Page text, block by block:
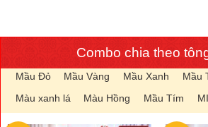
Combo chia theo
Mầu Đỏ Mầu Vàng Mầu Xanh Mầu
Màu xanh lá
Màu Hồng Mầu Tím